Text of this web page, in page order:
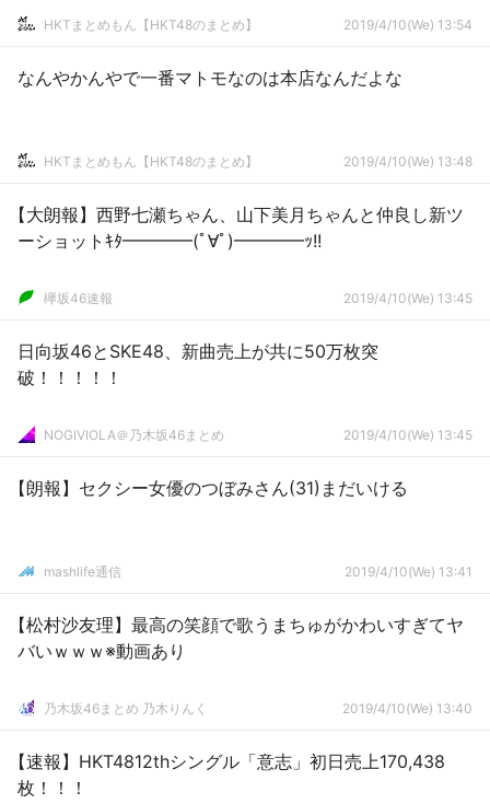
HKTまとめもん【HKT48のまとめ】 2019/4/10(We) 13:54
なんやかんやで一番マトモなのは本店なんだよな
HKTまとめもん【HKT48のまとめ】 2019/4/10(We) 13:48
【大朗報】西野七瀬ちゃん、山下美月ちゃんと仲良し新ツ
ーショットｷﾀ━━━━(ﾟ∀ﾟ)━━━━ｯ!!
欅坂46速報 2019/4/10(We) 13:45
日向坂46とSKE48、新曲売上が共に50万枚突
破！！！！！
NOGIVIOLA＠乃木坂46まとめ 2019/4/10(We) 13:45
【朗報】セクシー女優のつぼみさん(31)まだいける
mashlife通信 2019/4/10(We) 13:41
【松村沙友理】最高の笑顔で歌うまちゅがかわいすぎてヤ
バいｗｗｗ※動画あり
乃木坂46まとめ 乃木りんく 2019/4/10(We) 13:40
【速報】HKT4812thシングル「意志」初日売上170,438
枚！！！